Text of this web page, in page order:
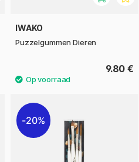
IWAKO
Puzzelgummen Dieren
9.80 €
20%